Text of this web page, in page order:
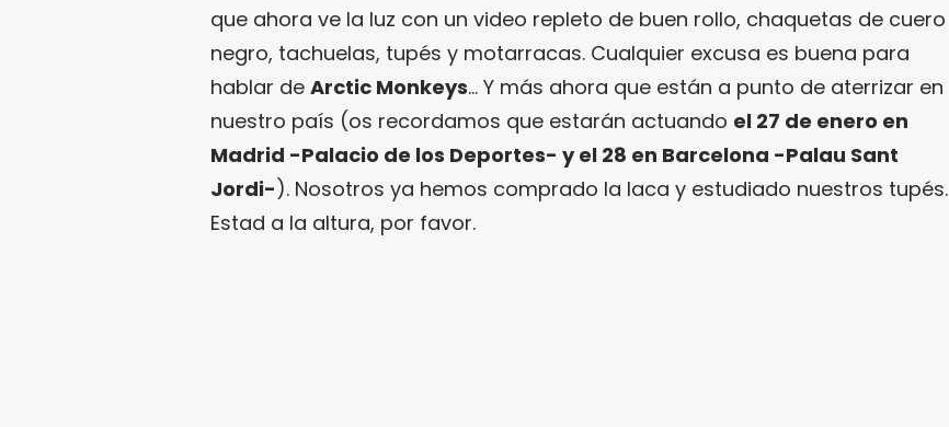
que ahora ve la luz con un video repleto de buen rollo, chaquetas de cuero
negro, tachuelas, tupés y motarracas. Cualquier excusa es buena para
hablar de Arctic Monkeys… Y más ahora que están a punto de aterrizar en
nuestro país (os recordamos que estarán actuando el 27 de enero en
Madrid -Palacio de los Deportes- y el 28 en Barcelona -Palau Sant
Jordi-). Nosotros ya hemos comprado la laca y estudiado nuestros tupés.
Estad a la altura, por favor.